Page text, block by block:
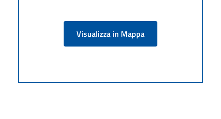
Visualizza in Mappa